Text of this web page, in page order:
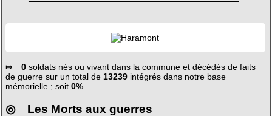
⤇ 0soldats nés ou vivant dans la commune et décédés de faits
de guerre sur un total de 13239intégrés dans notre base
mémorielle ; soit 0%
◎ Les Morts aux guerres